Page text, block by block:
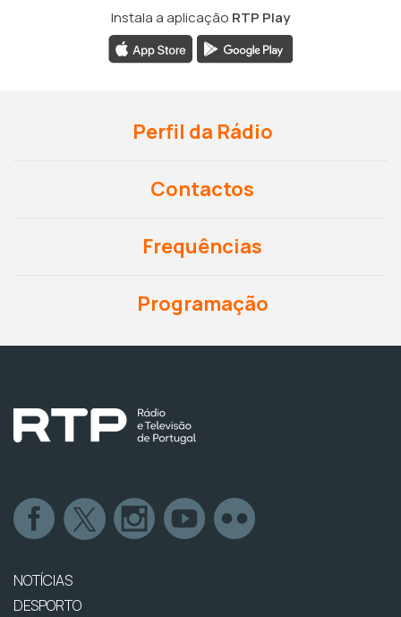
Instala a aplicação RTP Play
Perfil da Rádio
Contactos
Frequências
Programação
NOTÍCIAS
DESPORTO